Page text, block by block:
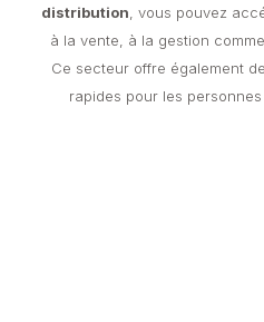
distribution , vous pouvez
à la vente, à la gestion
Ce secteur offre également
rapides pour les